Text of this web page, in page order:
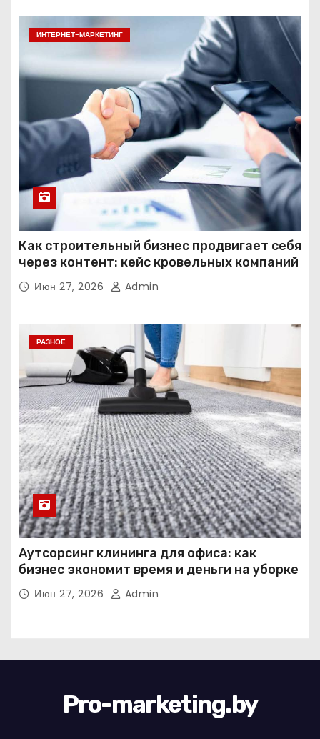
ИНТЕРНЕТ-МАРКЕТИНГ
Как строительный бизнес продвигает себя
через контент: кейс кровельных компаний
Июн 27, 2026 Admin
РАЗНОЕ
Аутсорсинг клининга для офиса: как
бизнес экономит время и деньги на уборке
Июн 27, 2026 Admin
Pro-marketing.by